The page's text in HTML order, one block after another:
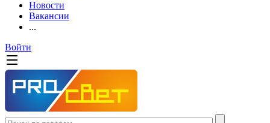
Новости
Вакансии
...
Войти